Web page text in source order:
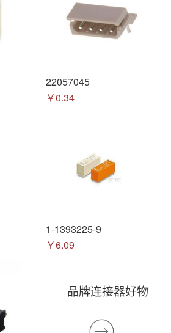
22057045
￥0.34
1-1393225-9
￥6.09
品牌连接器好物